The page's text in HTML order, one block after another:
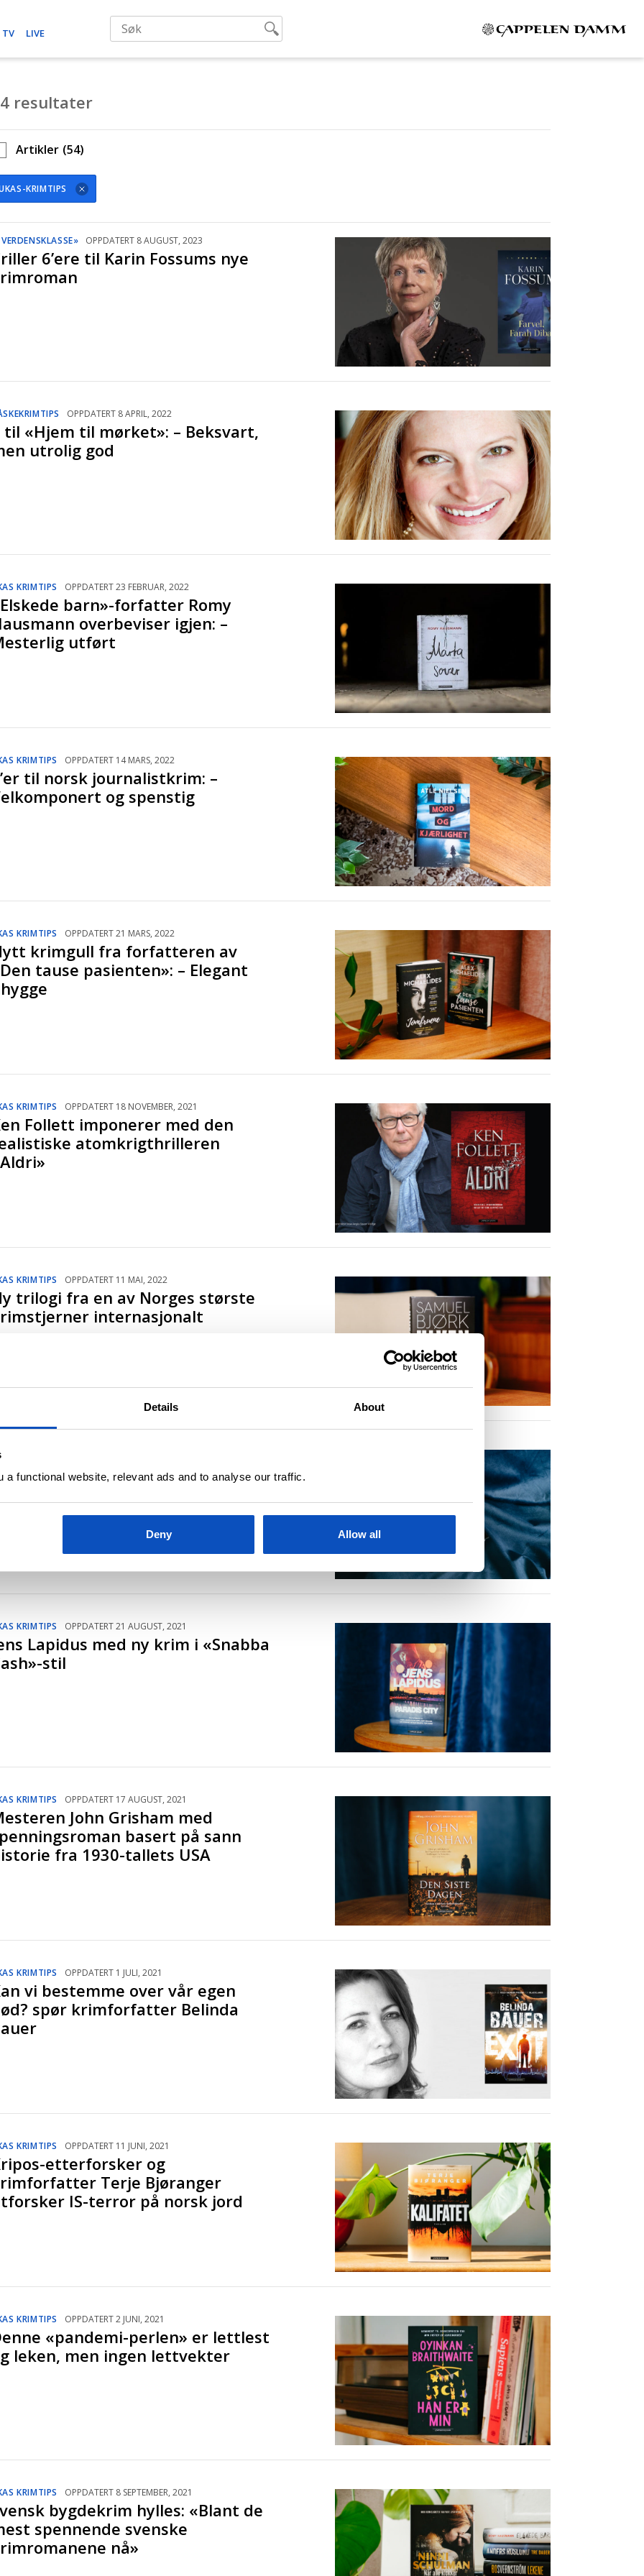
Details About
a functional website, relevant ads and to analyse our traffic.
Deny Allow all
TV LIVE
resultater
Artikler (54)
KRIMTIPS
OPPDATERT 8 AUGUST, 2023
6’ere til Karin Fossums nye
OPPDATERT 8 APRIL, 2022
til «Hjem til mørket»: – Beksvart,
utrolig god
KRIMTIPS OPPDATERT 23 FEBRUAR, 2022
barn»-forfatter Romy
overbeviser igjen: –
utført
KRIMTIPS OPPDATERT 14 MARS, 2022
til norsk journalistkrim: –
og spenstig
KRIMTIPS OPPDATERT 21 MARS, 2022
krimgull fra forfatteren av
tause pasienten»: – Elegant
KRIMTIPS OPPDATERT 18 NOVEMBER, 2021
Follett imponerer med den
atomkrigthrilleren
KRIMTIPS OPPDATERT 11 MAI, 2022
trilogi fra en av Norges største
internasjonalt
KRIMTIPS
du rå kvinnelige
etterforskere, vil du elske denne»
KRIMTIPS OPPDATERT 21 AUGUST, 2021
Lapidus med ny krim i «Snabba
stil
KRIMTIPS OPPDATERT 17 AUGUST, 2021
John Grisham med
basert på sann
fra 1930-tallets USA
KRIMTIPS OPPDATERT 1 JULI, 2021
vi bestemme over vår egen
spør krimforfatter Belinda
KRIMTIPS OPPDATERT 11 JUNI, 2021
etterforsker og
Terje Bjøranger
IS-terror på norsk jord
KRIMTIPS OPPDATERT 2 JUNI, 2021
«pandemi-perlen» er lettlest
leken, men ingen lettvekter
KRIMTIPS OPPDATERT 8 SEPTEMBER, 2021
bygdekrim hylles: «Blant de
spennende svenske
nå»